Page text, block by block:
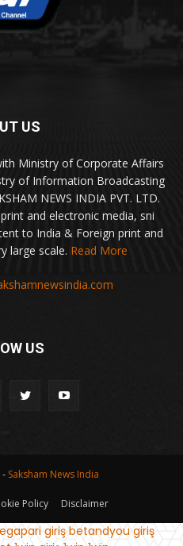
US
Ministry of Corporate Affairs
of Information Broadcasting
NEWS INDIA PVT. LTD.
and electronic media, sni
to India & Foreign print and
large scale. Read More
US
- Saksham News India
Policy Disclaimer
girişbetandyou giriş